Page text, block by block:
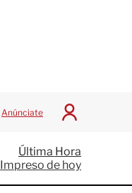
Anúnciate
I
c
i
a
Última Hora
Impreso de hoy